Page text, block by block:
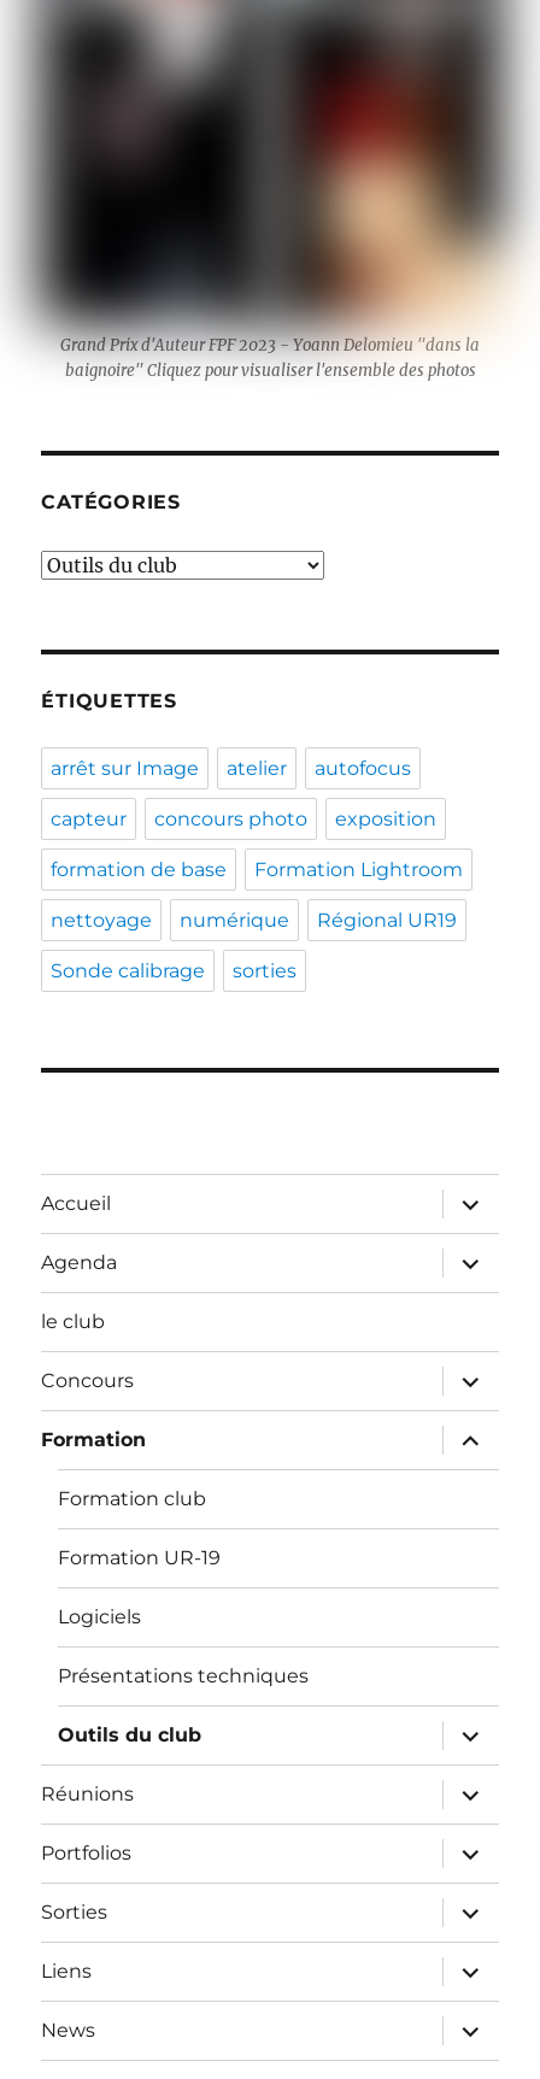
Grand Prix d'Auteur FPF 2023 - Yoann Delomieu "dans la
baignoire" Cliquez pour visualiser l'ensemble des photos
CATÉGORIES
Catégories
ÉTIQUETTES
arrêt sur Image atelier autofocus
capteur concours photo exposition
formation de base Formation Lightroom
nettoyage numérique Régional UR19
Sonde calibrage sorties
Accueil
ouvrir
le
sous-
menu
Agenda
ouvrir
le
sous-
le club
Concours
ouvrir
le
sous-
menu
Formation
ouvrir
le
sous-
Formation club
Formation UR-19
Logiciels
Présentations techniques
Outils du club
ouvrir
le
sous-
menu
Réunions
ouvrir
le
sous-
menu
Portfolios
ouvrir
le
sous-
menu
Sorties
ouvrir
le
sous-
menu
Liens
ouvrir
le
sous-
menu
News
ouvrir
le
sous-